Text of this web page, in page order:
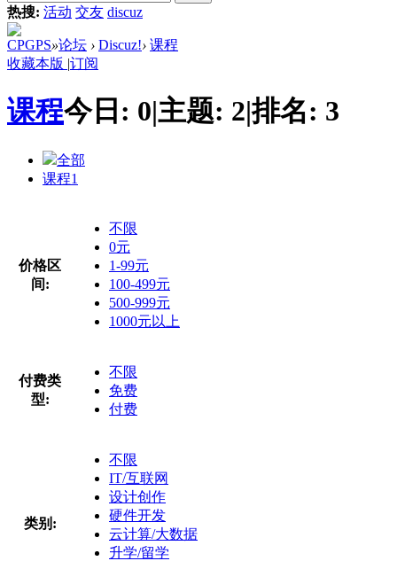
热搜: 活动 交友 discuz
CPGPS»论坛 › Discuz!› 课程
收藏本版 |订阅
课程今日: 0|主题: 2|排名: 3
全部
课程1
价格区
间:
不限
0元
1-99元
100-499元
500-999元
1000元以上
付费类
型:
不限
免费
付费
类别:
不限
IT/互联网
设计创作
硬件开发
云计算/大数据
升学/留学